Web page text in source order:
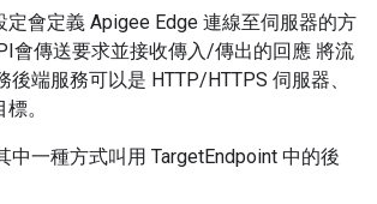
定會定義 Apigee Edge 連線至伺服器的方
會傳送要求並接收傳入/傳出的回應 將流
後端服務可以是 HTTP/HTTPS 伺服器、
。
中一種方式叫用 TargetEndpoint 中的後